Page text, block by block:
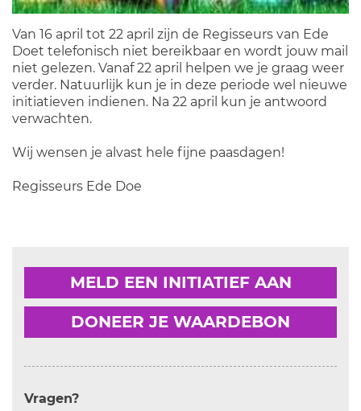
Van 16 april tot 22 april zijn de Regisseurs van Ede
Doet telefonisch niet bereikbaar en wordt jouw mail
niet gelezen. Vanaf 22 april helpen we je graag weer
verder. Natuurlijk kun je in deze periode wel nieuwe
initiatieven indienen. Na 22 april kun je antwoord
verwachten.
Wij wensen je alvast hele fijne paasdagen!
Regisseurs Ede Doe
MELD EEN INITIATIEF AAN
DONEER JE WAARDEBON
Vragen?